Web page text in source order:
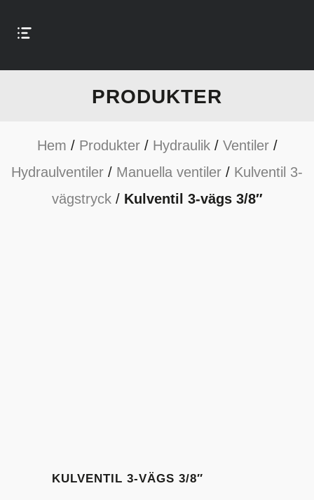
PRODUKTER
Hem / Produkter/ Hydraulik/ Ventiler/
Hydraulventiler / Manuella ventiler / Kulventil 3-
vägstryck/ Kulventil 3-vägs 3/8″
KULVENTIL 3-VÄGS 3/8″